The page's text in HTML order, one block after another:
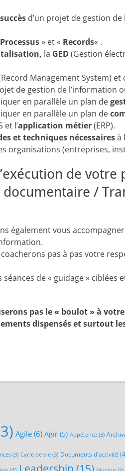
d’un projet de gestion
Processus» et « Records« .
la GED (Gestion
Management System)
de gestion de l’information
en parallèle un plan de
en parallèle un plan de
et l’application métier(ERP).
et techniques nécessairesà
organisations (entreprises,
de votre
documentaire /
également vous
pas à pas votre
de « guidage » ciblées
pas le « boulot » à
dispensés et surtout
Agile (6) Agir (5) Appétence (3)
(3) Cycle de vie (3) Documents d'activité